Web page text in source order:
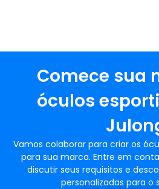
Comece sua
óculos
Vamos colaborar para criar os
para sua marca. Entre em
discutir seus requisitos e
personalizadas para o